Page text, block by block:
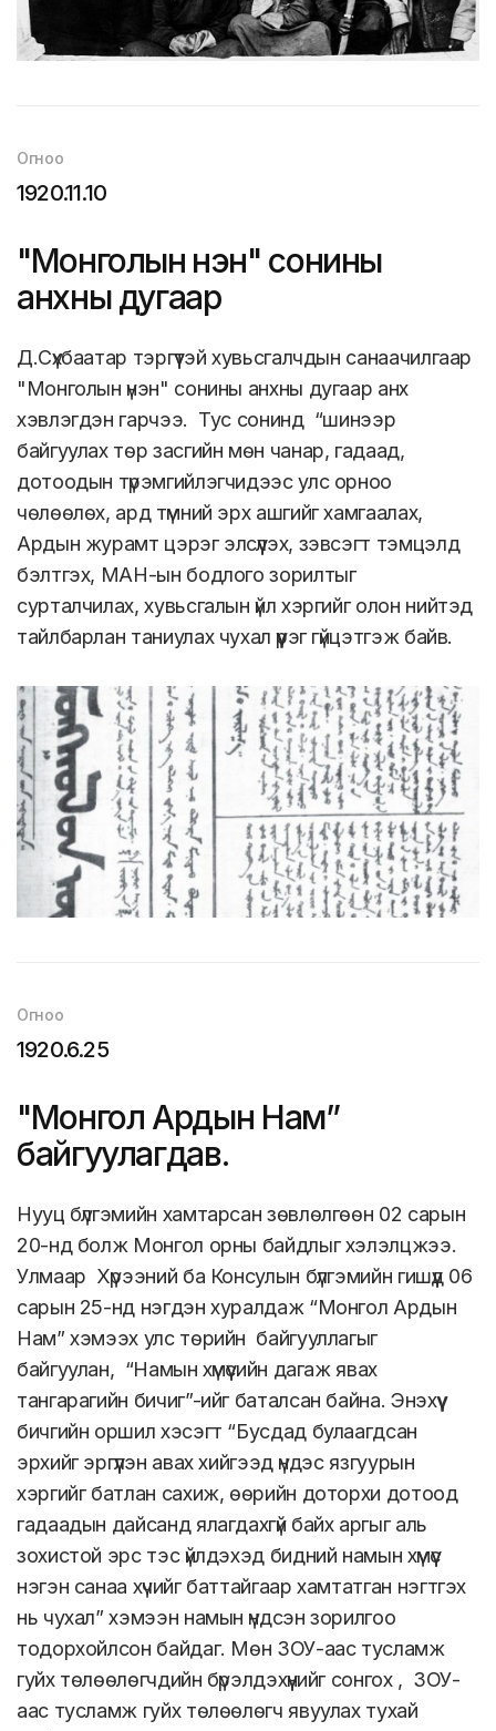
Огноо
1920.11.10
"Монголын үнэн" сонины
анхны дугаар
Д.Сүхбаатар тэргүүтэй хувьсгалчдын санаачилгаар
"Монголын үнэн" сонины анхны дугаар анх
хэвлэгдэн гарчээ. Тус сонинд “шинээр
байгуулах төр засгийн мөн чанар, гадаад,
дотоодын түрэмгийлэгчидээс улс орноо
чөлөөлөх, ард түмний эрх ашгийг хамгаалах,
Ардын журамт цэрэг элсүүлэх, зэвсэгт тэмцэлд
бэлтгэх, МАН-ын бодлого зорилтыг
сурталчилах, хувьсгалын үйл хэргийг олон нийтэд
тайлбарлан таниулах чухал үүрэг гүйцэтгэж байв.
Огноо
1920.6.25
"Монгол Ардын Нам”
байгуулагдав.
Нууц бүлгэмийн хамтарсан зөвлөлгөөн 02 сарын
20-нд болж Монгол орны байдлыг хэлэлцжээ.
Улмаар Хүрээний ба Консулын бүлгэмийн гишүүд 06
сарын 25-нд нэгдэн хуралдаж “Монгол Ардын
Нам” хэмээх улс төрийн байгууллагыг
байгуулан, “Намын хүмүүсийн дагаж явах
тангарагийн бичиг”-ийг баталсан байна. Энэхүү
бичгийн оршил хэсэгт “Бусдад булаагдсан
эрхийг эргүүлэн авах хийгээд үндэс язгуурын
хэргийг батлан сахиж, өөрийн доторхи дотоод
гадаадын дайсанд ялагдахгүй байх аргыг аль
зохистой эрс тэс үйлдэхэд бидний намын хүмүүс
нэгэн санаа хүчийг баттайгаар хамтатган нэгтгэх
нь чухал” хэмээн намын үндсэн зорилгоо
тодорхойлсон байдаг. Мөн ЗОУ-аас тусламж
гуйх төлөөлөгчдийн бүрэлдэхүүнийг сонгох , ЗОУ-
аас тусламж гуйх төлөөлөгч явуулах тухай